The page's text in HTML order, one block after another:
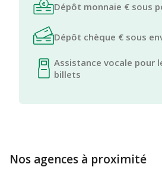
Dépôt monnaie € sous
Dépôt chèque € sous
Assistance vocale pour
billets
Nos agences à proximité